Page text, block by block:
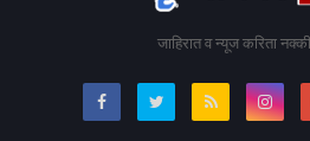
जाहिरात व न्यूज करिता